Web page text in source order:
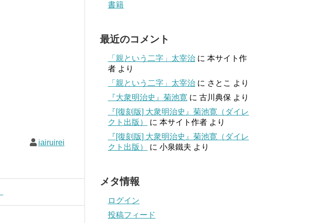
iairuirei
書籍
最近のコメント
「親という二字」太宰治 に 本サイト作
者 より
「親という二字」太宰治 に さとこ より
『大衆明治史』菊池寛 に 古川典保 より
『[復刻版] 大衆明治史』菊池寛（ダイレ
クト出版）
に 本サイト作者 より
『[復刻版] 大衆明治史』菊池寛（ダイレ
クト出版）
に 小泉鐵夫 より
メタ情報
ログイン
投稿フィード